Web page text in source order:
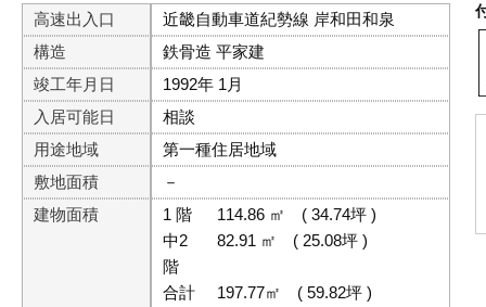
高速出入口
近畿自動車道紀勢線 岸和田和泉
構造
鉄骨造 平家建
竣工年月日
1992年 1月
入居可能日
相談
用途地域
第一種住居地域
敷地面積
－
建物面積
1 階 114.86 ㎡
( 34.74坪 )
中2
階
82.91 ㎡ ( 25.08坪 )
合計 197.77㎡ ( 59.82坪 )